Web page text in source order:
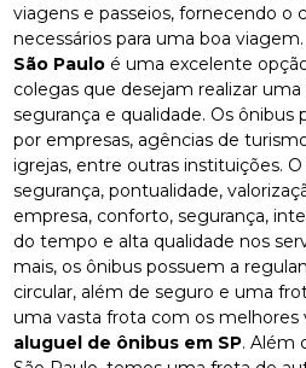
viagens e passeios, fornecendo o
necessários para uma boa viagem.
São Paulo é uma excelente
colegas que desejam realizar
segurança e qualidade. Os
por empresas, agências de
igrejas, entre outras instituições.
segurança, pontualidade,
empresa, conforto, segurança,
do tempo e alta qualidade nos
mais, os ônibus possuem a
circular, além de seguro e uma
uma vasta frota com os melhores
aluguel de ônibus em SP. Além